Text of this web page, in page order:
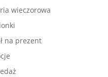
wieczorowa
na prezent